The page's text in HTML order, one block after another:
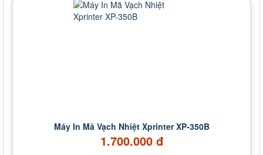
Máy In Mã Vạch Nhiệt Xprinter XP-350B
1.700.000 đ